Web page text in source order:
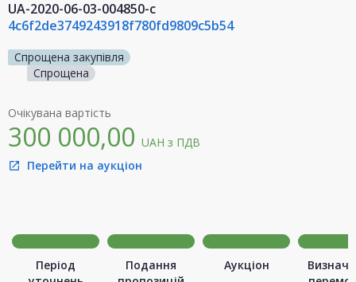
UA-2020-06-03-004850-c
4c6f2de3749243918f780fd9809c5b54
Спрощена закупівля
Спрощена
Очікувана вартість
300 000,00 UAH з ПДВ
open_in_new Перейти на аукціон
Період
Подання
Аукціон